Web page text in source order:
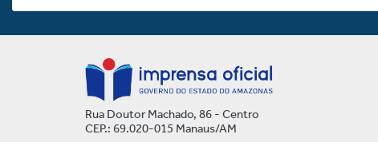
Rua Doutor Machado, 86 - Centro
CEP.: 69.020-015 Manaus/AM